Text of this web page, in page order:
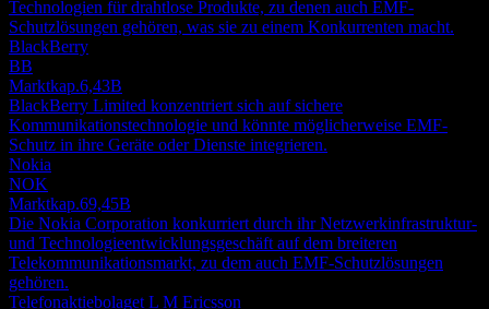
Technologien für drahtlose Produkte, zu denen auch EMF-
Schutzlösungen gehören, was sie zu einem Konkurrenten macht.
BlackBerry
BB
Marktkap.6,43B
BlackBerry Limited konzentriert sich auf sichere
Kommunikationstechnologie und könnte möglicherweise EMF-
Schutz in ihre Geräte oder Dienste integrieren.
Nokia
NOK
Marktkap.69,45B
Die Nokia Corporation konkurriert durch ihr Netzwerkinfrastruktur-
und Technologieentwicklungsgeschäft auf dem breiteren
Telekommunikationsmarkt, zu dem auch EMF-Schutzlösungen
gehören.
Telefonaktiebolaget L M Ericsson